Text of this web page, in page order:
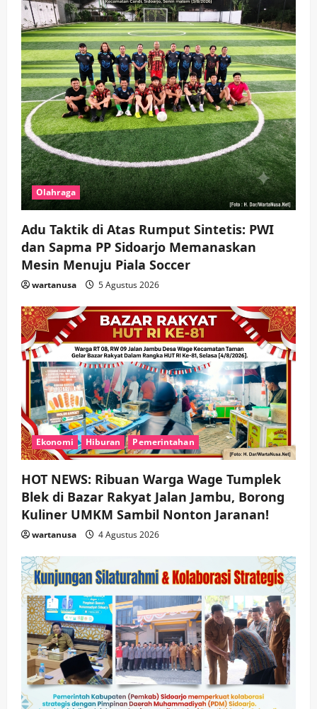
Olahraga
Adu Taktik di Atas Rumput Sintetis: PWI
dan Sapma PP Sidoarjo Memanaskan
Mesin Menuju Piala Soccer
wartanusa 5 Agustus 2026
Ekonomi Hiburan Pemerintahan
HOT NEWS: Ribuan Warga Wage Tumplek
Blek di Bazar Rakyat Jalan Jambu, Borong
Kuliner UMKM Sambil Nonton Jaranan!
wartanusa 4 Agustus 2026